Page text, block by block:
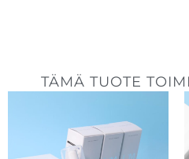
TÄMÄ TUOTE
-
58,10 €